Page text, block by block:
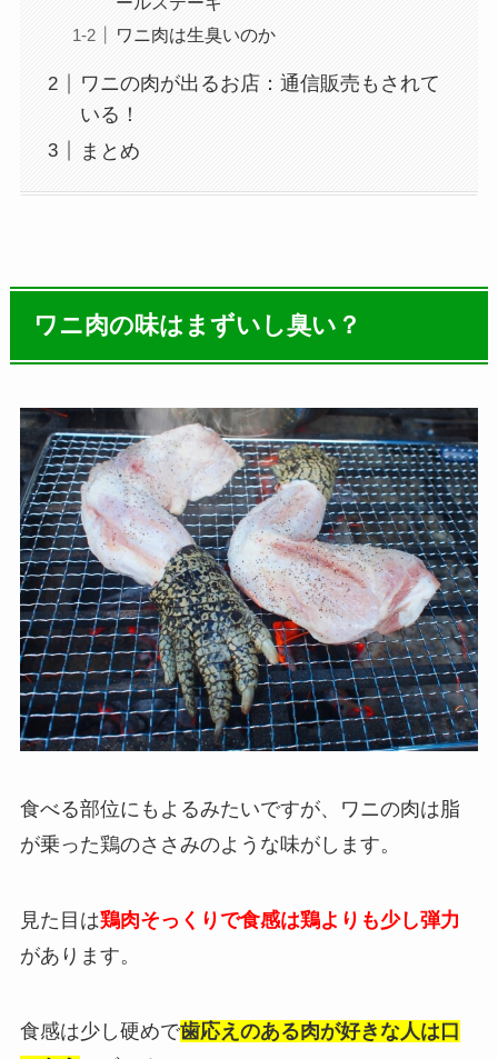
ワニ肉は生臭いのか
ワニの肉が出るお店：通信販売もされて
いる！
まとめ
ワニ肉の味はまずいし臭い？
食べる部位にもよるみたいですが、ワニの肉は脂
が乗った鶏のささみのような味がします。
見た目は鶏肉そっくりで食感は鶏よりも少し弾力
があります。
食感は少し硬めで歯応えのある肉が好きな人は口